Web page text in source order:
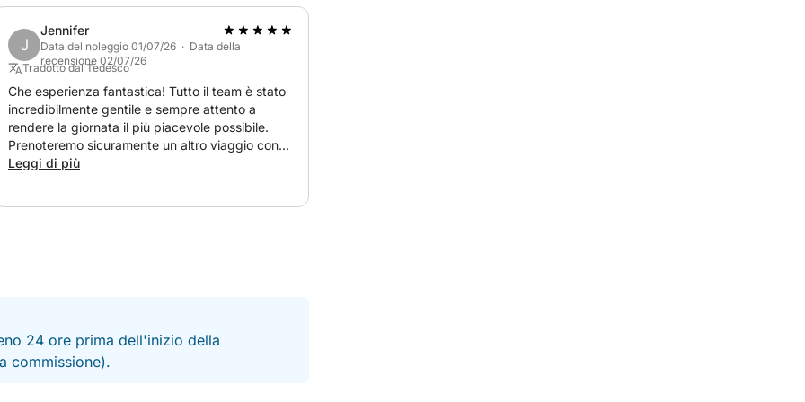
di comfort unito a un'esperienza
e progettato sia per il relax che per i
necessari per godersi la giornata
vi sposterete senza sforzo tra i punti più
fluido e ben ritmato.
il mare con stile, questa gita di
raffinata, rilassante e indimenticabile.
J
Jennifer
Data del noleggio 01/07/26 · Data della
recensione 02/07/26
Tradotto dal Tedesco
Che esperienza fantastica! Tutto il team è stato
incredibilmente gentile e sempre attento a
rendere la giornata il più piacevole possibile.
Prenoteremo sicuramente un altro viaggio con
voi. Grazie per la splendida giornata ricca di
Leggi di più
24 ore prima dell'inizio della
commissione).